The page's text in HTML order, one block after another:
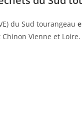
du Sud tourangeau
Vienne et